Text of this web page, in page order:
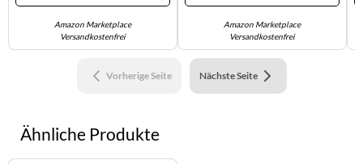
Amazon Marketplace
Versandkostenfrei
Amazon Marketplace
Versandkostenfrei
Vorherige Seite Nächste Seite
Ähnliche Produkte